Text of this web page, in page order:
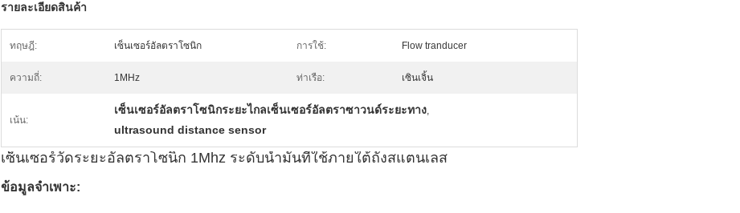
รายละเอียดสินค้า
ทฤษฎี: เซ็นเซอร์อัลตราโซนิก การใช้: Flow tranducer
ความถี่: 1MHz ท่าเรือ: เซินเจิ้น
เน้น:
เซ็นเซอร์อัลตราโซนิกระยะไกลเซ็นเซอร์อัลตราซาวนด์ระยะทาง,
ultrasound distance sensor
เซ็นเซอร์วัดระยะอัลตราโซนิก 1Mhz ระดับน้ำมันที่ใช้ภายใต้ถังสแตนเลส
ข้อมูลจำเพาะ: